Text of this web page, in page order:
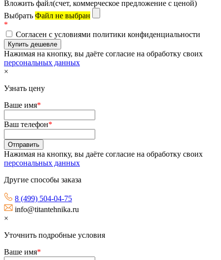
Вложить файл(счет, коммерческое предложение с ценой)
Выбрать Файл не выбран
*
Согласен с условиями политики конфиденциальности
Нажимая на кнопку, вы даёте согласие на обработку своих
персональных данных
×
Узнать цену
Ваше имя*
Ваш телефон*
Нажимая на кнопку, вы даёте согласие на обработку своих
персональных данных
Другие способы заказа
8 (499) 504-04-75
info@titantehnika.ru
×
Уточнить подробные условия
Ваше имя*